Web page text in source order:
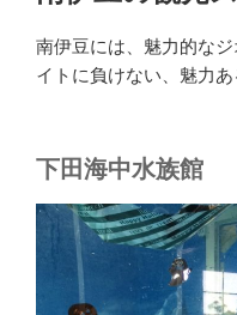
南伊豆には、魅力的な
イトに負けない、魅力
下田海中水族館